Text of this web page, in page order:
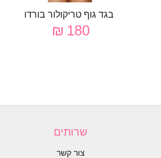
בגד גוף טריקולור בורדו
180 ₪
שרותים
צור קשר